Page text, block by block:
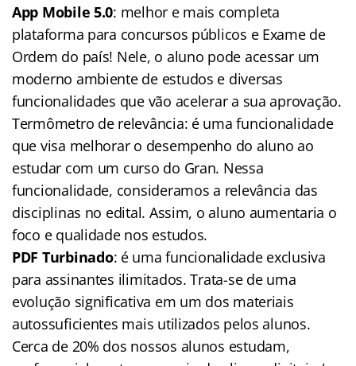
App Mobile 5.0: melhor e mais completa
plataforma para concursos públicos e Exame de
Ordem do país! Nele, o aluno pode acessar um
moderno ambiente de estudos e diversas
funcionalidades que vão acelerar a sua aprovação.
Termômetro de relevância: é uma funcionalidade
que visa melhorar o desempenho do aluno ao
estudar com um curso do Gran. Nessa
funcionalidade, consideramos a relevância das
disciplinas no edital. Assim, o aluno aumentaria o
foco e qualidade nos estudos.
PDF Turbinado: é uma funcionalidade exclusiva
para assinantes ilimitados. Trata-se de uma
evolução significativa em um dos materiais
autossuficientes mais utilizados pelos alunos.
Cerca de 20% dos nossos alunos estudam,